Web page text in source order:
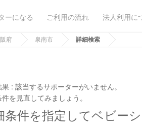
ーになる ご利用の流れ 法人利用に
府 泉南市 詳細検索
果 :該当するサポーターがいません。
を見直してみましょう。
条件を指定してベビー